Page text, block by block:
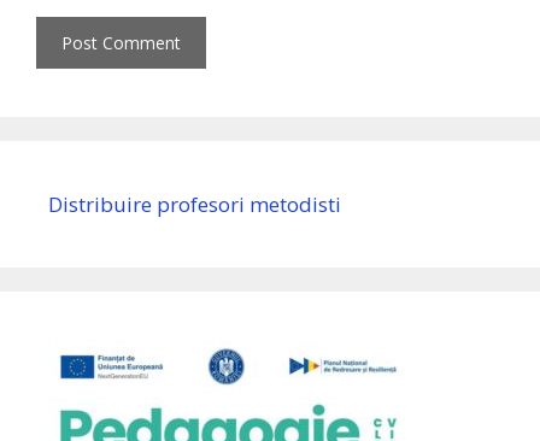
Distribuire profesori metodisti